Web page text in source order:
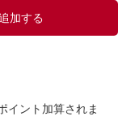
加する
イント加算されま